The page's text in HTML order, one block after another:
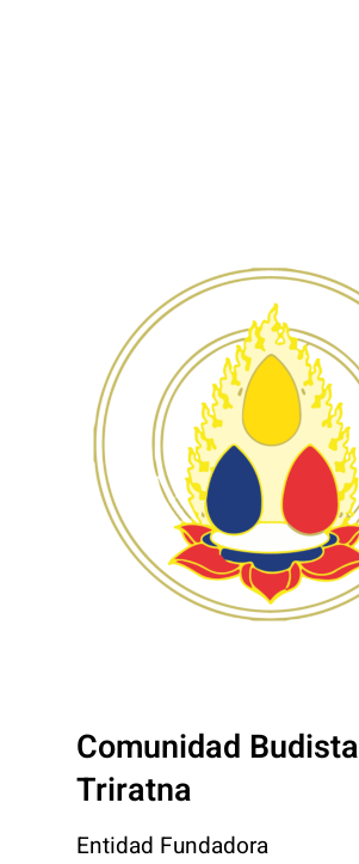
Comunidad Budista
Triratna
Entidad Fundadora